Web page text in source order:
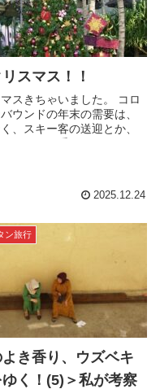
スマス！！
スきちゃいました。 コロ
ウンドの年末の需要は、
、スキー客の送迎とか、
したガイド手配くらいだっ
2025.12.24
ン旅行
よき香り、ウズベキ
く！(5)＞私が考察